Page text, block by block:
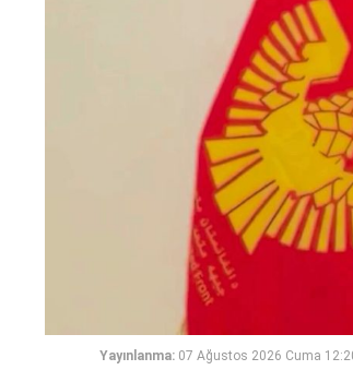
Yayınlanma: 07 Ağustos 2026 Cuma